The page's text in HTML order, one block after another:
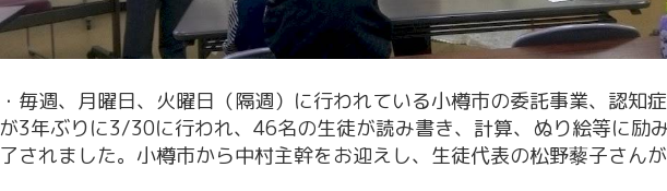
・毎週、月曜日、火曜日（隔週）に行われている小樽市の委託事業、認知
が3年ぶりに3/30に行われ、46名の生徒が読み書き、計算、ぬり絵等に励
了されました。小樽市から中村主幹をお迎えし、生徒代表の松野藜子さんが